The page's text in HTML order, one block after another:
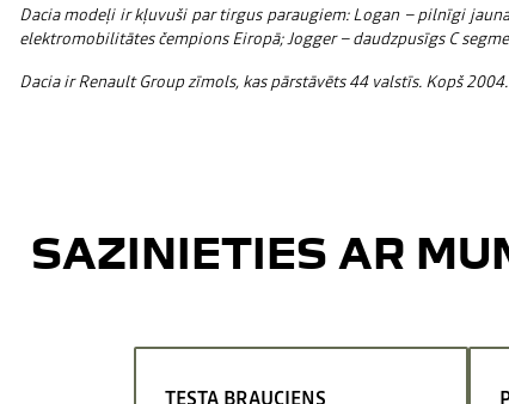
Dacia modeļi ir kļuvuši par tirgus paraugiem: Logan – pilnīgi
elektromobilitātes čempions Eiropā; Jogger – daudzpusīgs C
Dacia ir Renault Group zīmols, kas pārstāvēts 44 valstīs. Kopš
SAZINIETIES AR
TESTA BRAUCIENS